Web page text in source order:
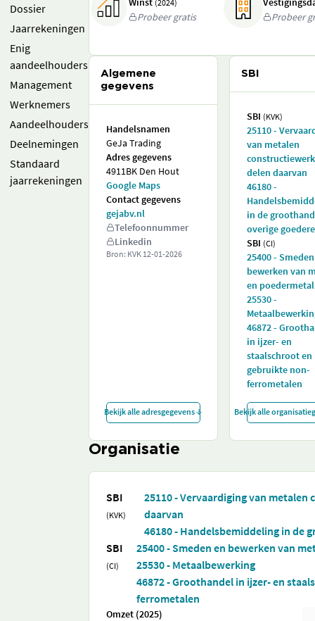
Dossier
Jaarrekeningen
Enig
aandeelhouders
Management
Werknemers
Aandeelhouders
Deelnemingen
Standaard
jaarrekeningen
(2024)
Probeer gratis
Probeer
Algemene
gegevens
Handelsnamen
GeJa Trading
Adres gegevens
4911BK Den Hout
Google Maps
Contact gegevens
gejabv.nl
Telefoonnummer
Linkedin
Bron: KVK 12-01-2026
Bekijk alle adresgegevens
SBI
SBI (KVK)
25110 -
van metalen
delen daarvan
46180 -
in de
overige
SBI (CI)
25400 -
bewerken van
en
25530 -
46872 -
in ijzer- en
staalschroot en
gebruikte non-
ferrometalen
Bekijk alle
Organisatie
SBI
(KVK)
25110 - Vervaardiging van
daarvan
46180 - Handelsbemiddeling in de
SBI
(CI)
25400 - Smeden en bewerken van
25530 - Metaalbewerking
46872 - Groothandel in ijzer- en
ferrometalen
Omzet (2025)